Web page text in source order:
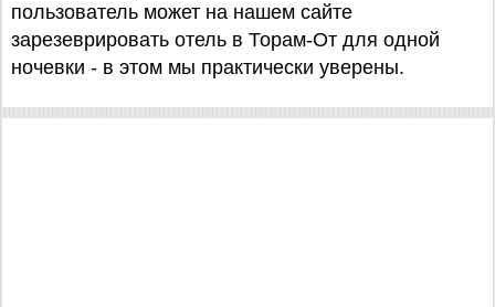
пользователь может на нашем сайте
зарезеврировать отель в Торам-От для одной
ночевки - в этом мы практически уверены.